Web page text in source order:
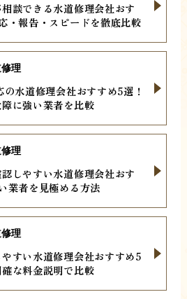
談できる水道修理会社おす
・報告・スピードを徹底比較
水道修理会社おすすめ5選！
に強い業者を比較
理
しやすい水道修理会社おす
業者を見極める方法
理
すい水道修理会社おすすめ5
な料金説明で比較
理